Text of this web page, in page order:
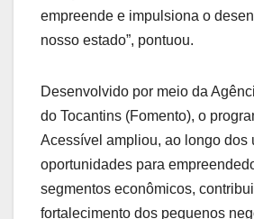
empreende e impulsiona o
nosso estado”, pontuou.
Desenvolvido por meio da
do Tocantins (Fomento), o
Acessível ampliou, ao longo dos
oportunidades para
segmentos econômicos,
fortalecimento dos pequenos